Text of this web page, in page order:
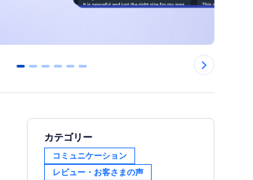
0 1 2 3 4 5
カテゴリー
コミュニケーション
レビュー・お客さまの声